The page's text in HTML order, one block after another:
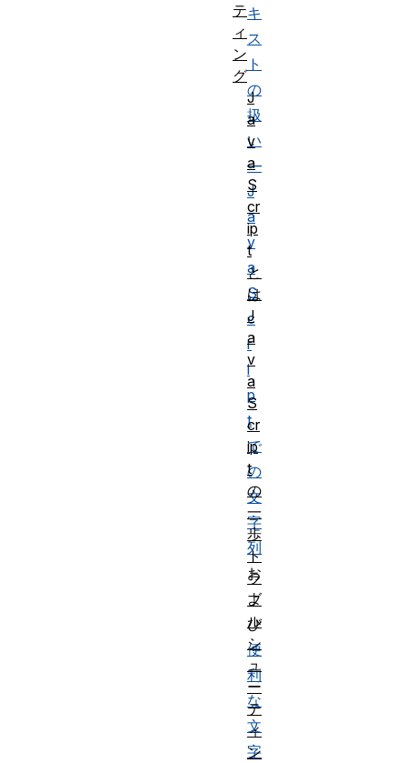
キ
ス
ト
の
扱
い
—
J
a
v
a
S
c
r
i
p
t
で
の
文
字
列
お
よ
び
便
利
な
文
字
テ
ィ
ン
グ
J
a
v
a
S
cr
ip
t
と
は
J
a
v
a
S
cr
ip
t
の
一
歩
ト
ラ
ブ
ル
シ
ュ
ー
テ
ィ
ン